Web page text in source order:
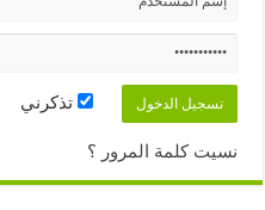
تذكرني
نسيت كلمة المرور ؟